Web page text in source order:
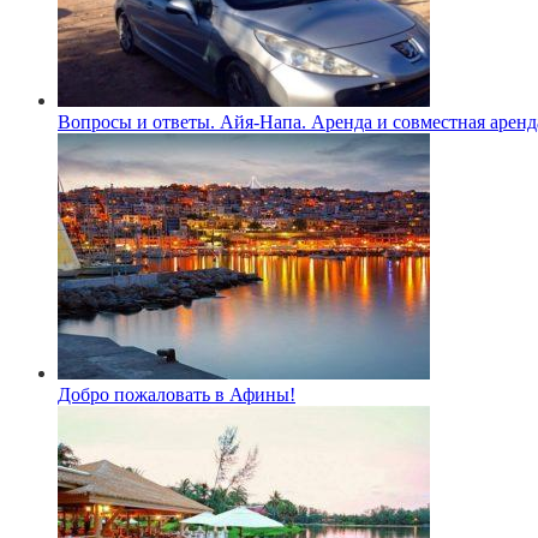
Вопросы и ответы. Айя-Напа. Аренда и совместная
Добро пожаловать в Афины!